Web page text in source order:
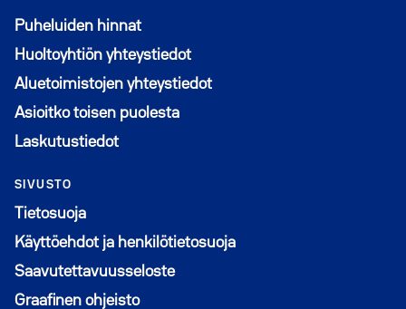
Puheluiden hinnat
Huoltoyhtiön yhteystiedot
Aluetoimistojen yhteystiedot
Asioitko toisen puolesta
Laskutustiedot
SIVUSTO
Tietosuoja
Käyttöehdot ja henkilötietosuoja
Saavutettavuusseloste
Graafinen ohjeisto